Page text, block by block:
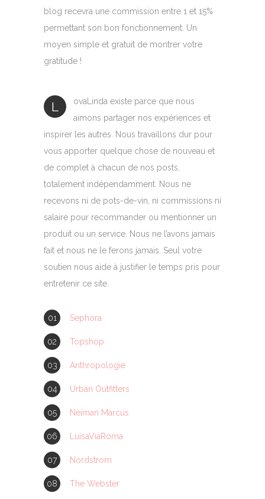
blog recevra une commission entre 1 et 15%
permettant son bon fonctionnement. Un
moyen simple et gratuit de montrer votre
gratitude !
L
ovaLinda existe parce que nous
aimons partager nos expériences et
inspirer les autres. Nous travaillons dur pour
vous apporter quelque chose de nouveau et
de complet à chacun de nos posts,
totalement indépendamment. Nous ne
recevons ni de pots-de-vin, ni commissions ni
salaire pour recommander ou mentionner un
produit ou un service. Nous ne l’avons jamais
fait et nous ne le ferons jamais. Seul votre
soutien nous aide à justifier le temps pris pour
entretenir ce site.
Sephora
Topshop
Anthropologie
Urban Outfitters
Neiman Marcus
LuisaViaRoma
Nordstrom
The Webster